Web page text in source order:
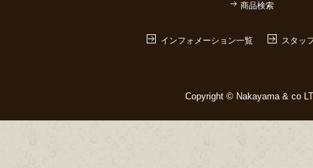
商品検索
インフォメーション一覧 スタッ
Copyright © Nakayama & co